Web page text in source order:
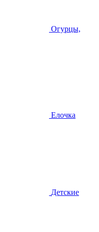
Огурцы,
Елочка
Детские